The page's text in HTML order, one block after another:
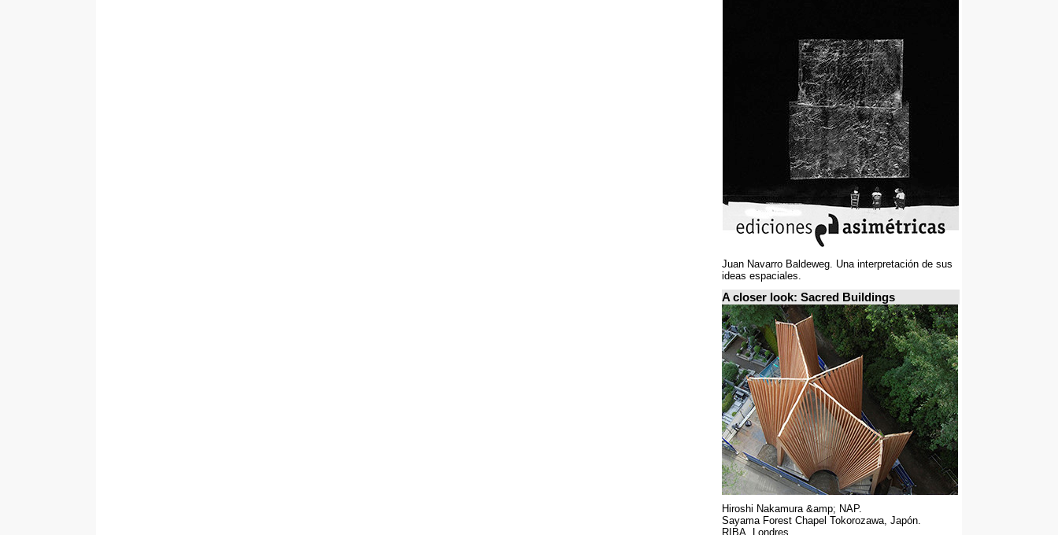
Juan Navarro Baldeweg. Una interpretación de sus
ideas espaciales.
A closer look: Sacred Buildings
Hiroshi Nakamura &amp; NAP.
Sayama Forest Chapel Tokorozawa, Japón.
RIBA, Londres.